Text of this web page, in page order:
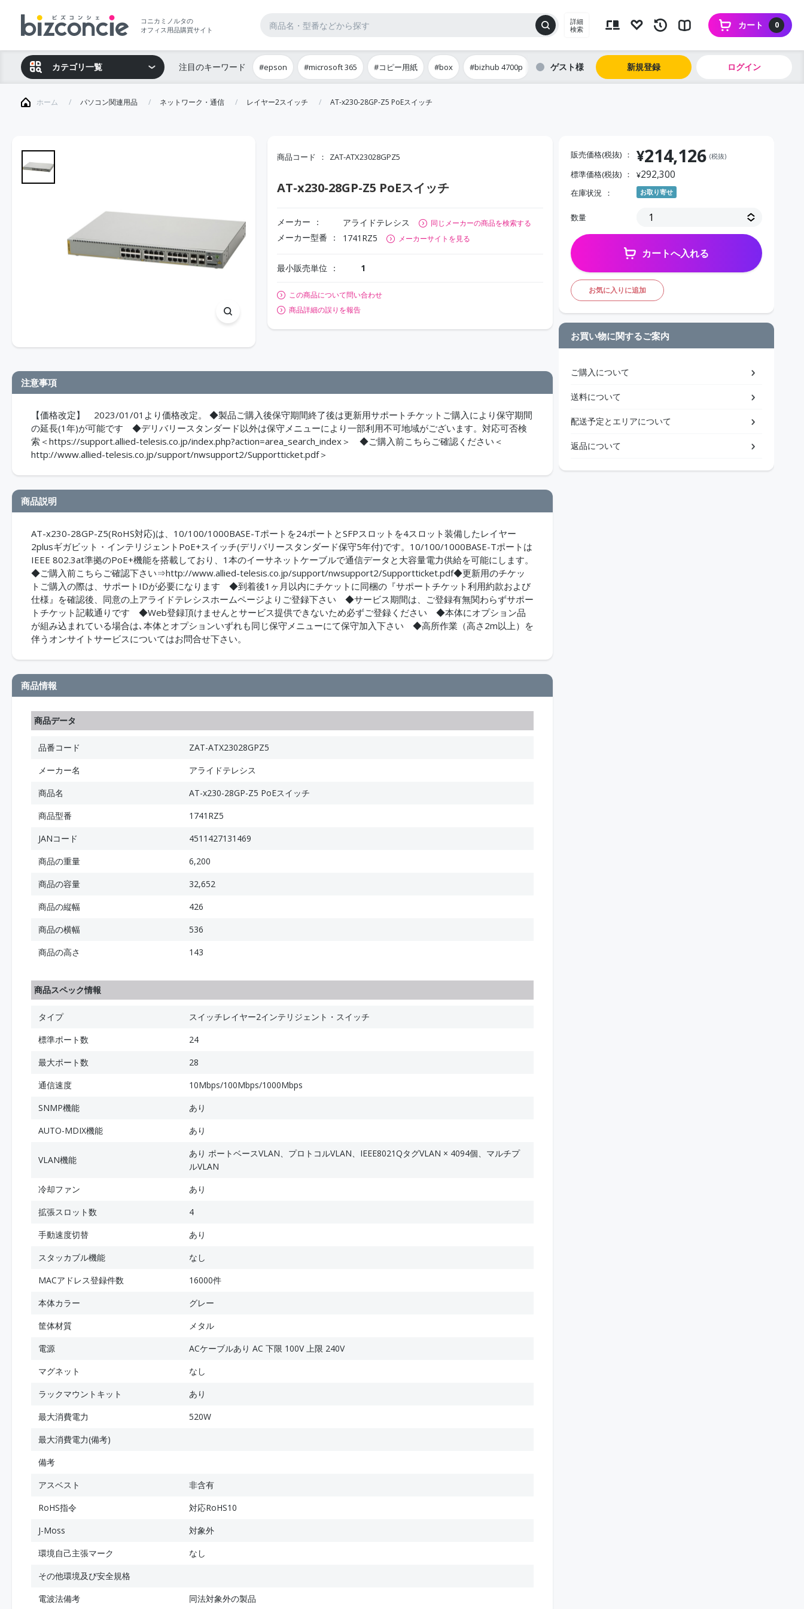
コニカミノルタの
オフィス用品購買サイト
詳細
検索
0
カート
カテゴリ一覧 注目のキーワード #epson #microsoft 365 #コピー用紙 #box #bizhub 4700p ゲスト 新規登録 ログイン
ホーム パソコン関連用品 ネットワーク・通信 レイヤー2スイッチ AT-x230-28GP-Z5 PoEスイッチ
商品コード ZAT-ATX23028GPZ5
AT-x230-28GP-Z5 PoEスイッチ
メーカー アライドテレシス 同じメーカーの商品を検索する
メーカー型番 1741RZ5 メーカーサイトを見る
最小販売単位 1
この商品について問い合わせ
商品詳細の誤りを報告
注意事項
【価格改定】 2023/01/01より価格改定。 ◆製品ご購入後保守期間終了後は更新用サポートチケットご購入により保守期間
の延長(1年)が可能です ◆デリバリースタンダード以外は保守メニューにより一部利用不可地域がございます。対応可否検
索＜https://support.allied-telesis.co.jp/index.php?action=area_search_index＞ ◆ご購入前こちらご確認ください＜
http://www.allied-telesis.co.jp/support/nwsupport2/Supportticket.pdf＞
商品説明
AT-x230-28GP-Z5(RoHS対応)は、10/100/1000BASE-Tポートを24ポートとSFPスロットを4スロット装備したレイヤー
2plusギガビット・インテリジェントPoE+スイッチ(デリバリースタンダード保守5年付)です。10/100/1000BASE-Tポートは
IEEE 802.3at準拠のPoE+機能を搭載しており、1本のイーサネットケーブルで通信データと大容量電力供給を可能にします。
◆ご購入前こちらご確認下さい⇒http://www.allied-telesis.co.jp/support/nwsupport2/Supportticket.pdf◆更新用のチケッ
トご購入の際は、サポートIDが必要になります ◆到着後1ヶ月以内にチケットに同梱の『サポートチケット利用約款および
仕様』を確認後、同意の上アライドテレシスホームページよりご登録下さい ◆サービス期間は、ご登録有無関わらずサポー
トチケット記載通りです ◆Web登録頂けませんとサービス提供できないため必ずご登録ください ◆本体にオプション品
が組み込まれている場合は､本体とオプションいずれも同じ保守メニューにて保守加入下さい ◆高所作業（高さ2m以上）を
伴うオンサイトサービスについてはお問合せ下さい。
商品情報
商品データ
品番コード
ZAT-ATX23028GPZ5
メーカー名
アライドテレシス
商品名
AT-x230-28GP-Z5 PoEスイッチ
商品型番
1741RZ5
JANコード
4511427131469
商品の重量
6,200
商品の容量
32,652
商品の縦幅
426
商品の横幅
536
商品の高さ
143
商品スペック情報
タイプ
スイッチレイヤー2インテリジェント・スイッチ
標準ポート数
24
最大ポート数
28
通信速度
10Mbps/100Mbps/1000Mbps
SNMP機能
あり
AUTO-MDIX機能
あり
VLAN機能
あり ポートベースVLAN、プロトコルVLAN、IEEE8021QタグVLAN × 4094個、マルチプ
ルVLAN
冷却ファン
あり
拡張スロット数
4
手動速度切替
あり
スタッカブル機能
なし
MACアドレス登録件数
16000件
本体カラー
グレー
筐体材質
メタル
電源
ACケーブルあり AC 下限 100V 上限 240V
マグネット
なし
ラックマウントキット
あり
最大消費電力
520W
最大消費電力(備考)
備考
アスベスト
非含有
RoHS指令
対応RoHS10
J-Moss
対象外
環境自己主張マーク
なし
その他環境及び安全規格
電波法備考
同法対象外の製品
販売価格(税抜) ¥214,126 (税抜)
標準価格(税抜) ¥292,300
在庫状況 お取り寄せ
数量
カートへ入れる
お気に入りに追加
お買い物に関するご案内
ご購入について
送料について
配送予定とエリアについて
返品について